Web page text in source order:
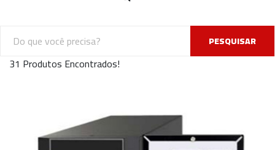
PESQUISAR
31 Produtos Encontrados!